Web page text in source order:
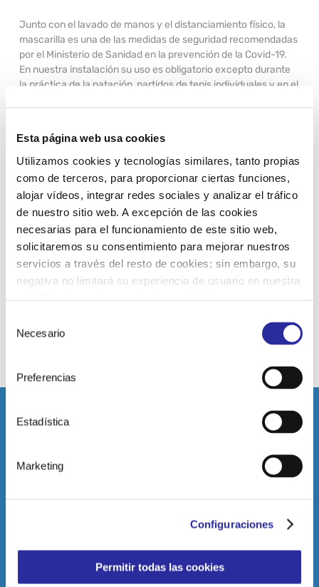
Esta página web usa cookies
Utilizamos cookies y tecnologías similares, tanto propias
como de terceros, para proporcionar ciertas funciones,
alojar vídeos, integrar redes sociales y analizar el tráfico
de nuestro sitio web. A excepción de las cookies
necesarias para el funcionamiento de este sitio web,
solicitaremos su consentimiento para mejorar nuestros
servicios a través del resto de cookies; sin embargo, su
negativa no limitará su experiencia de usuario en nuestra
más información, puede consultar nuestra
Política de
Necesario
Preferencias
Estadística
Marketing
Configuraciones
Permitir todas las cookies
Junto con el lavado de manos y el distanciamiento físico, la
mascarilla es una de las medidas de seguridad recomendadas
por el Ministerio de Sanidad en la prevención de la Covid-19.
En nuestra instalación su uso es obligatorio excepto durante
la práctica de la natación, partidos de tenis individuales y en el
adjuntamos un documento del Ministerio de Consumo que
puede ayudarte.
qué debes tener en cuenta al comprar una mascarilla
Recuerda que en nuestra instalación no se permiten las
mascarillas con válvula ni las de red (por no tener
homologación UNE 0064-0065).
Cuídame, cuídate